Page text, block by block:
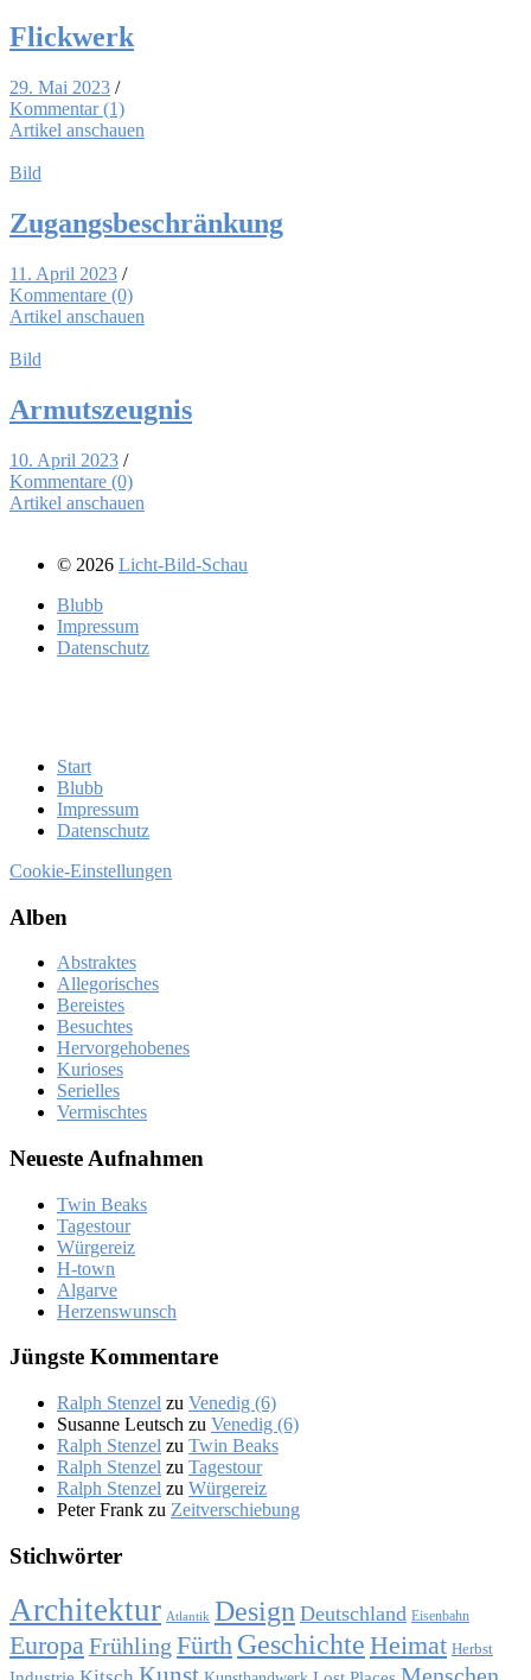
Flick­werk
29. Mai 2023 /
Kommentar (1)
Artikel anschauen
Bild
Zu­gangs­be­schrän­kung
11. April 2023 /
Kommentare (0)
Artikel anschauen
Bild
Ar­muts­zeug­nis
10. April 2023 /
Kommentare (0)
Artikel anschauen
© 2026 Licht-Bild-Schau
Blubb
Im­pres­sum
Da­ten­schutz
Start
Blubb
Im­pres­sum
Da­ten­schutz
Cookie-Einstellungen
Al­ben
Abstraktes
Allegorisches
Bereistes
Besuchtes
Hervorgehobenes
Kurioses
Serielles
Vermischtes
Neue­ste Auf­nah­men
Twin Beaks
Ta­ges­tour
Wür­ge­reiz
H‑town
Al­gar­ve
Her­zens­wunsch
Jüng­ste Kom­men­ta­re
Ralph Stenzel zu Ve­ne­dig (6)
Susanne Leutsch zu Ve­ne­dig (6)
Ralph Stenzel zu Twin Beaks
Ralph Stenzel zu Ta­ges­tour
Ralph Stenzel zu Wür­ge­reiz
Peter Frank zu Zeit­ver­schie­bung
Stich­wör­ter
Architektur Atlantik Design Deutschland Eisenbahn
Europa Frühling Fürth Geschichte Heimat Herbst